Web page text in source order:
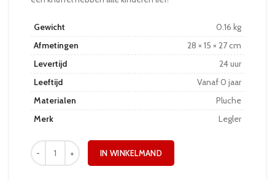
Gewicht
0.16 kg
Afmetingen
28 × 15 × 27 cm
Levertijd
24 uur
Leeftijd
Vanaf 0 jaar
Materialen
Pluche
Merk
Legler
IN WINKELMAND